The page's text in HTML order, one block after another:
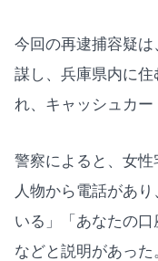
今回の再逮捕容疑
謀し、兵庫県内に
れ、キャッシュカー
警察によると、女
人物から電話があ
いる」「あなたの口
などと説明があっ